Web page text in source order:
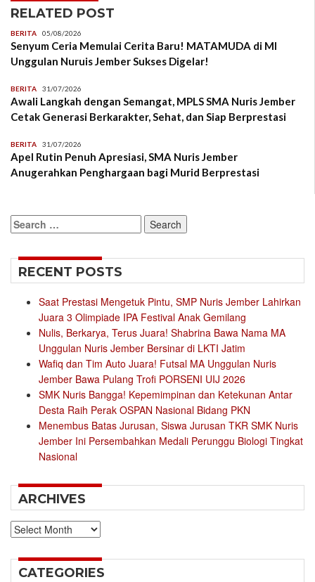
RELATED POST
BERITA 05/08/2026
Senyum Ceria Memulai Cerita Baru! MATAMUDA di MI
Unggulan Nuruis Jember Sukses Digelar!
BERITA 31/07/2026
Awali Langkah dengan Semangat, MPLS SMA Nuris Jember
Cetak Generasi Berkarakter, Sehat, dan Siap Berprestasi
BERITA 31/07/2026
Apel Rutin Penuh Apresiasi, SMA Nuris Jember
Anugerahkan Penghargaan bagi Murid Berprestasi
Search
for:
RECENT POSTS
Saat Prestasi Mengetuk Pintu, SMP Nuris Jember Lahirkan
Juara 3 Olimpiade IPA Festival Anak Gemilang
Nulis, Berkarya, Terus Juara! Shabrina Bawa Nama MA
Unggulan Nuris Jember Bersinar di LKTI Jatim
Wafiq dan Tim Auto Juara! Futsal MA Unggulan Nuris
Jember Bawa Pulang Trofi PORSENI UIJ 2026
SMK Nuris Bangga! Kepemimpinan dan Ketekunan Antar
Desta Raih Perak OSPAN Nasional Bidang PKN
Menembus Batas Jurusan, Siswa Jurusan TKR SMK Nuris
Jember Ini Persembahkan Medali Perunggu Biologi Tingkat
Nasional
ARCHIVES
Archives
CATEGORIES